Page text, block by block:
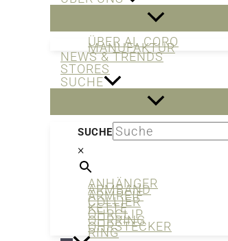
ÜBER AL CORO
MANUFAKTUR
NEWS & TRENDS
STORES
SUCHE
SUCHE
×
ANHÄNGER
ARMBAND
ARMREIF
COLLIER
KETTE
OHRCLIP
OHRRING
OHRSTECKER
RING